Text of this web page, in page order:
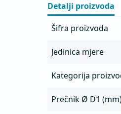
Detalji proizvoda
Šifra proizvoda
Jedinica mjere
Kategorija
Prečnik Ø D1